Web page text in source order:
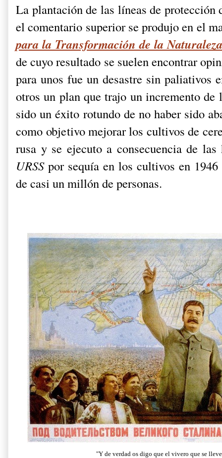
La plantación de las líneas de protección
el comentario superior se produjo en el
para la Transformación de la Naturaleza
de cuyo resultado se suelen encontrar
para unos fue un desastre sin paliativos
otros un plan que trajo un incremento
sido un éxito rotundo de no haber sido
como objetivo mejorar los cultivos de
rusa y se ejecuto a consecuencia de
URSS por sequía en los cultivos en
de casi un millón de personas.
"Y de verdad os digo que el vivero que se